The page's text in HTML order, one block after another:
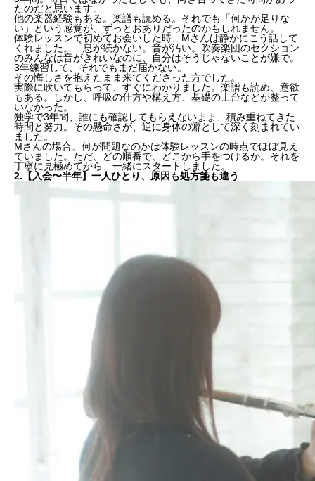
たのだと思います。
他の楽器経験もある。楽譜も読める。それでも「何かが足りな
い 」という感覚が、ずっとおありだったのかもしれません。
体験レッスンで初めてお会いした時、Mさんは静かにこう話して
くれました。「息が続かない。 音が汚い。吹奏楽団のセクション
のみんなは音がきれいなのに、自分はそうじゃないことが嫌で。
3年練習して、それでもまだ届かない。
その悔しさ を抱えたまま来てくださった方でした。
実際に吹いてもらって、すぐにわかりました。楽譜も読め、意欲
もある。しかし、呼吸の仕方や構え方、基礎の土台などが整って
いなかった。
独学で3年間、 誰にも確認してもらえないまま
、積み重ねてきた
時間と努力。その懸命さが、逆に身体の癖として深く刻まれてい
ました。
Mさんの場合、何が問題なのかは体験レッスンの時点でほぼ見え
ていました。ただ、どの順番で、どこから手をつけるか。それを
丁寧に見極めてから、一緒にスタートしました。
2.【入会〜半年】一人ひとり、原因も処方箋も違う